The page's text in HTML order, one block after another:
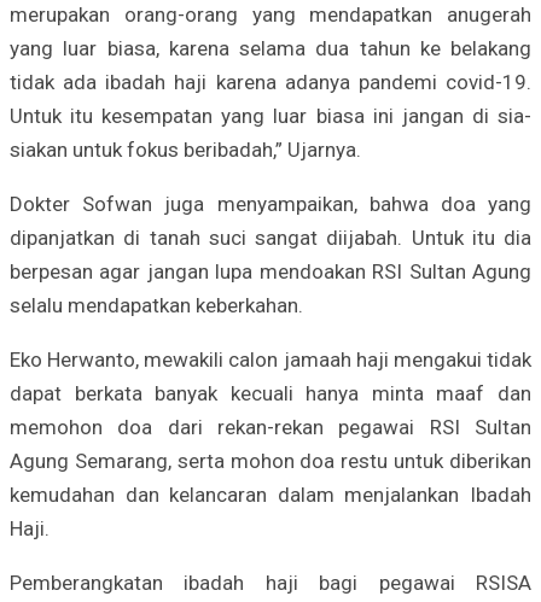
merupakan orang-orang yang mendapatkan anugerah
yang luar biasa, karena selama dua tahun ke belakang
tidak ada ibadah haji karena adanya pandemi covid-19.
Untuk itu kesempatan yang luar biasa ini jangan di sia-
siakan untuk fokus beribadah,” Ujarnya.
Dokter Sofwan juga menyampaikan, bahwa doa yang
dipanjatkan di tanah suci sangat diijabah. Untuk itu dia
berpesan agar jangan lupa mendoakan RSI Sultan Agung
selalu mendapatkan keberkahan.
Eko Herwanto, mewakili calon jamaah haji mengakui tidak
dapat berkata banyak kecuali hanya minta maaf dan
memohon doa dari rekan-rekan pegawai RSI Sultan
Agung Semarang, serta mohon doa restu untuk diberikan
kemudahan dan kelancaran dalam menjalankan Ibadah
Haji.
Pemberangkatan ibadah haji bagi pegawai RSISA